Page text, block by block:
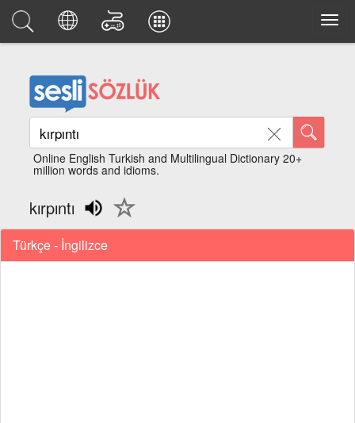
Online English Turkish and Multilingual Dictionary 20+
million words and idioms.
kırpıntı
Türkçe - İngilizce